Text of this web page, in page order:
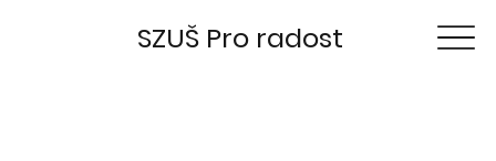
SZUŠ Pro radost